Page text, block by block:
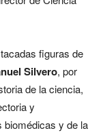
figuras de
Silvero, por
de la ciencia,
y
biomédicas y de la